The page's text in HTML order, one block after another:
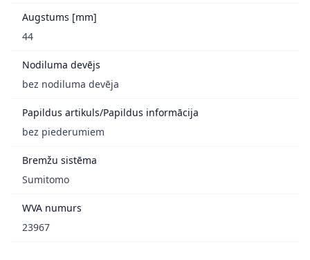
Augstums [mm]
44
Nodiluma devējs
bez nodiluma devēja
Papildus artikuls/Papildus informācija
bez piederumiem
Bremžu sistēma
Sumitomo
WVA numurs
23967